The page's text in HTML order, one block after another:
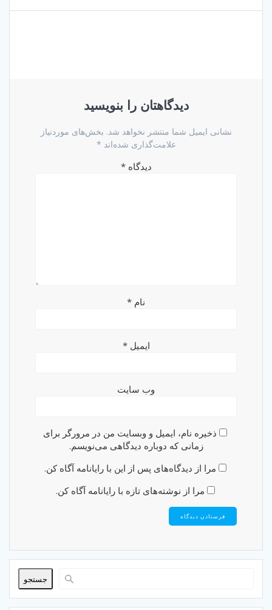
دیدگاهتان را بنویسید
نشانی ایمیل شما منتشر نخواهد شد. بخش‌های موردنیاز
علامت‌گذاری شده‌اند *
دیدگاه*
نام *
ایمیل*
وب‌ سایت
ذخیره نام، ایمیل و وبسایت من در مرورگر برای
زمانی که دوباره دیدگاهی می‌نویسم.
مرا از دیدگاه‌های پس از این با رایانامه آگاه کن.
مرا از نوشته‌های تازه با رایانامه آگاه کن.
جستجو